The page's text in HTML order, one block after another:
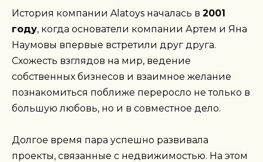
История компании Alatoys началась в 2001
году, когда основатели компании Артем и Яна
Наумовы впервые встретили друг друга.
Схожесть взглядов на мир, ведение
собственных бизнесов и взаимное желание
познакомиться поближе переросло не только в
большую любовь, но и в совместное дело.
Долгое время пара успешно развивала
проекты, связанные с недвижимостью. На этом
УЧРЕДИТЕЛИ ФАБРИКИ ALATOYS
«Мы счастливы, что наша маленькая идея
переросла в большую компанию. Сегодня
более 200 сотрудников каждый день
вкладывают сердце и душу в процесс дизайна,
продуманных до мелочей. Каждый год
мы делаем несколько сотен миллионов деталей
000 изделий в месяц и более 1 000 000 в год»